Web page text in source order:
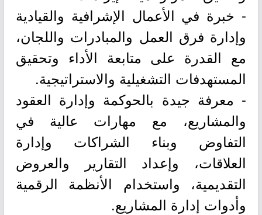
- خبرة في الأعمال الإشرافية والقيادية
وإدارة فرق العمل والمبادرات واللجان،
مع القدرة على متابعة الأداء وتحقيق
المستهدفات التشغيلية والاستراتيجية.
- معرفة جيدة بالحوكمة وإدارة العقود
والمشاريع، مع مهارات عالية في
التفاوض وبناء الشراكات وإدارة
العلاقات، وإعداد التقارير والعروض
التقديمية، واستخدام الأنظمة الرقمية
وأدوات إدارة المشاريع.